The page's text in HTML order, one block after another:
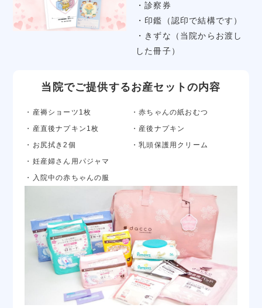
・診察券
・印鑑（認印で結構です）
・きずな（当院からお渡し
した冊子）
当院でご提供するお産セットの内容
・産褥ショーツ1枚
・産直後ナプキン1枚
・お尻拭き2個
・妊産婦さん用パジャマ
・入院中の赤ちゃんの服
・赤ちゃんの紙おむつ
・産後ナプキン
・乳頭保護用クリーム